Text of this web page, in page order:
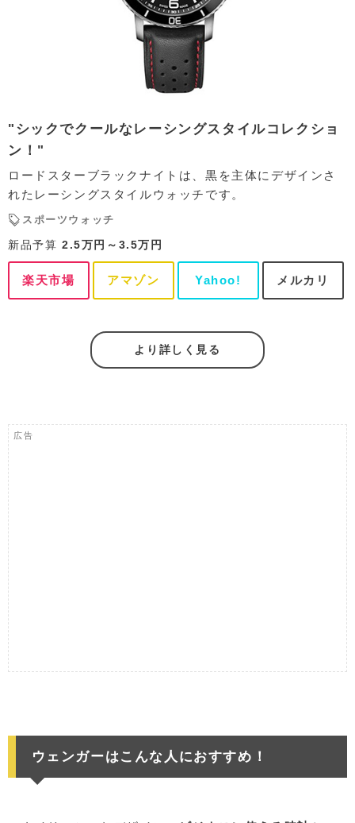
"シックでクールなレーシングスタイルコレクショ
ン！"
ロードスターブラックナイトは、黒を主体にデザインさ
れたレーシングスタイルウォッチです。
スポーツウォッチ
新品予算 2.5万円～3.5万円
楽天市場 アマゾン Yahoo! メルカリ
より詳しく見る
広告
ウェンガーはこんな人におすすめ！